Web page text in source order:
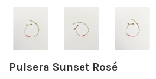
Pulsera Sunset Rosé